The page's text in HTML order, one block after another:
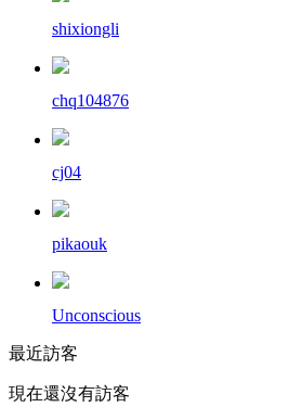
shixiongli
chq104876
cj04
pikaouk
Unconscious
最近訪客
現在還沒有訪客